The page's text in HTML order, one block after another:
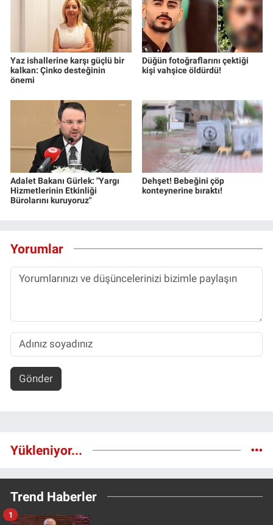
Yaz ishallerine karşı güçlü bir
kalkan: Çinko desteğinin
önemi
Düğün fotoğraflarını çektiği
kişi vahşice öldürdü!
Adalet Bakanı Gürlek: "Yargı
Hizmetlerinin Etkinliği
Bürolarını kuruyoruz"
Dehşet! Bebeğini çöp
konteynerine bıraktı!
Yorumlar
Gönder
Yükleniyor...
Trend Haberler
1